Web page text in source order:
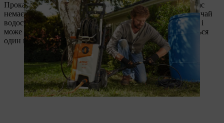
Прокачайте воду через комплект для чищення. Якщо у вас
немає заслінки, вийміть шматок водостічної труби. Зазвичай
водостічна труба прикручена до стіни будинку хомутами і
може бути від'єднана. Окремі сегменти труби вставляються
один в одного.